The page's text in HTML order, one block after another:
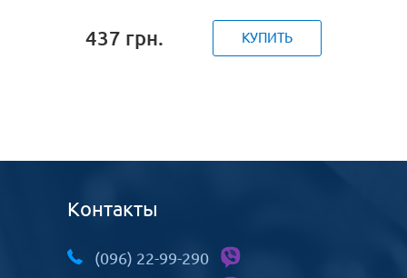
437 грн. КУПИТЬ
Контакты
(096) 22-99-290